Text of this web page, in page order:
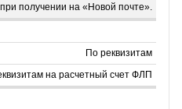
при получении на «Новой почте».
По реквизитам
на расчетный счет ФЛП